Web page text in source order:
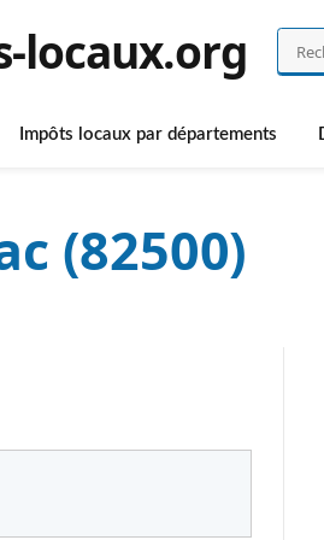
locaux.org
Impôts locaux par départements
(82500)